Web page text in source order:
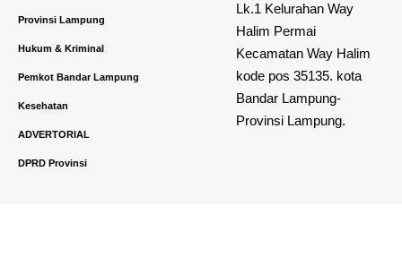
Provinsi Lampung
Hukum & Kriminal
Pemkot Bandar Lampung
Kesehatan
ADVERTORIAL
DPRD Provinsi
Lk.1 Kelurahan Way
Halim Permai
Kecamatan Way Halim
kode pos 35135. kota
Bandar Lampung-
Provinsi Lampung.